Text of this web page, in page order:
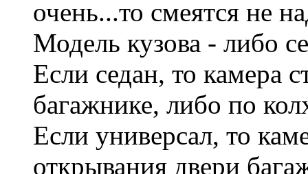
очень...то смеятся не
Модель кузова - либо
Если седан, то камера
багажнике, либо по
Если универсал, то
открывания двери